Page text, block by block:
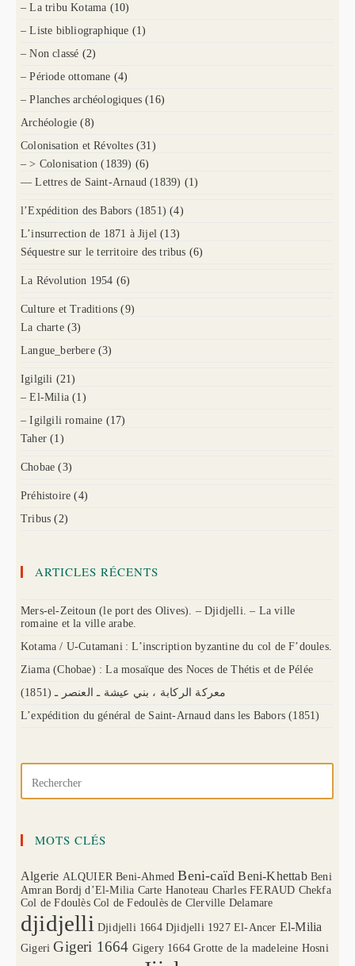
– La tribu Kotama (10)
– Liste bibliographique (1)
– Non classé (2)
– Période ottomane (4)
– Planches archéologiques (16)
Archéologie (8)
Colonisation et Révoltes (31)
– > Colonisation (1839) (6)
— Lettres de Saint-Arnaud (1839) (1)
l’Expédition des Babors (1851) (4)
L’insurrection de 1871 à Jijel (13)
Séquestre sur le territoire des tribus (6)
La Révolution 1954 (6)
Culture et Traditions (9)
La charte (3)
Langue_berbere (3)
Igilgili (21)
– El-Milia (1)
– Igilgili romaine (17)
Taher (1)
Chobae (3)
Préhistoire (4)
Tribus (2)
ARTICLES RÉCENTS
Mers-el-Zeitoun (le port des Olives). – Djidjelli. – La ville
romaine et la ville arabe.
Kotama / U-Cutamani : L’inscription byzantine du col de F’doules.
Ziama (Chobae) : La mosaïque des Noces de Thétis et de Pélée
(1851) معركة الركابة ، بني عيشة ـ العنصر ـ
L’expédition du général de Saint-Arnaud dans les Babors (1851)
MOTS CLÉS
Algerie ALQUIER Beni-Ahmed Beni-caïd Beni-Khettab Beni
Amran Bordj d’El-Milia Carte Hanoteau Charles FERAUD Chekfa
Col de Fdoulès Col de Fedoulès de Clerville Delamare
djidjelli Djidjelli 1664 Djidjelli 1927 El-Ancer El-Milia
Gigeri Gigeri 1664 Gigery 1664 Grotte de la madeleine Hosni